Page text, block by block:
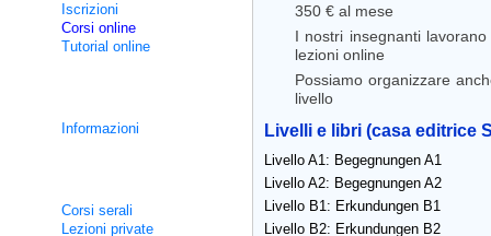
Iscrizioni
Corsi online
Tutorial online
Informazioni
Corsi serali
Lezioni private
350 € al mese
I nostri insegnanti
lezioni online
Possiamo organizzare
livello
Livelli e libri (casa editrice
Livello A1: Begegnungen A1
Livello A2: Begegnungen A2
Livello B1: Erkundungen B1
Livello B2: Erkundungen B2